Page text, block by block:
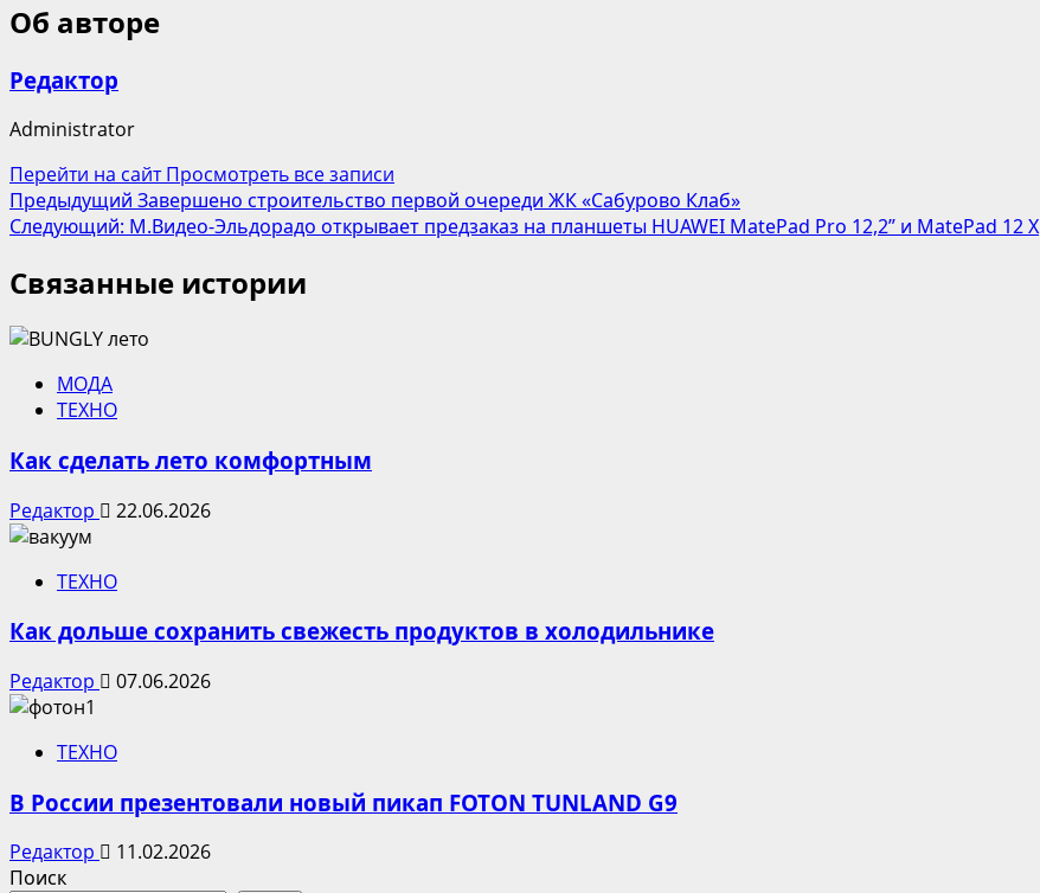
Об авторе
Редактор
Administrator
Перейти на сайтПросмотреть все записи
Навигация
записи
Предыдущий Завершено строительство первой очереди ЖК «Сабурово Клаб»
Следующий: М.Видео-Эльдорадо открывает предзаказ на планшеты HUAWEI MatePad Pro 12,2” и MatePad 12 X
Связанные истории
МОДА
ТЕХНО
Как сделать лето комфортным
Редактор 22.06.2026
ТЕХНО
Как дольше сохранить свежесть продуктов в холодильнике
Редактор 07.06.2026
ТЕХНО
В России презентовали новый пикап FOTON TUNLAND G9
Редактор
11.02.2026
Поиск